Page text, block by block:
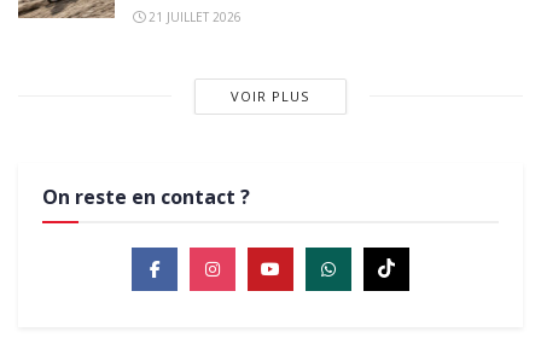
21 JUILLET 2026
VOIR PLUS
On reste en contact ?